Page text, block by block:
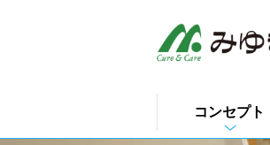
コンセプト